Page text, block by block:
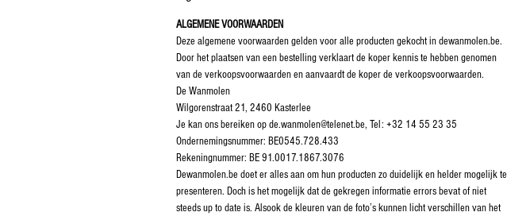
ALGEMENE VOORWAARDEN
Deze algemene voorwaarden gelden voor alle producten gekocht in dewanmolen.be.
Door het plaatsen van een bestelling verklaart de koper kennis te hebben genomen
van de verkoopsvoorwaarden en aanvaardt de koper de verkoopsvoorwaarden.
De Wanmolen
Wilgorenstraat 21, 2460 Kasterlee
Je kan ons bereiken op de.wanmolen@telenet.be, Tel: +32 14 55 23 35
Ondernemingsnummer: BE0545.728.433
Rekeningnummer: BE 91.0017.1867.3076
Dewanmolen.be doet er alles aan om hun producten zo duidelijk en helder mogelijk te
presenteren. Doch is het mogelijk dat de gekregen informatie errors bevat of niet
steeds up to date is. Alsook de kleuren van de foto’s kunnen licht verschillen van het